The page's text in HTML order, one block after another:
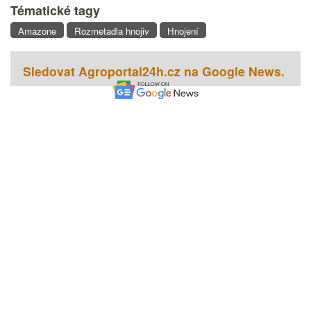
Tématické tagy
Amazone Rozmetadla hnojiv Hnojení
Sledovat Agroportal24h.cz na Google News.